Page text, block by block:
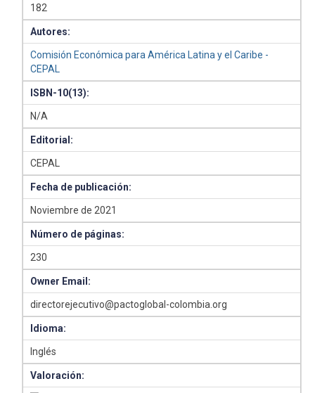
182
Autores:
Comisión Económica para América Latina y el Caribe -
CEPAL
ISBN-10(13):
N/A
Editorial:
CEPAL
Fecha de publicación:
Noviembre de 2021
Número de páginas:
230
Owner Email:
directorejecutivo@pactoglobal-colombia.org
Idioma:
Inglés
Valoración: